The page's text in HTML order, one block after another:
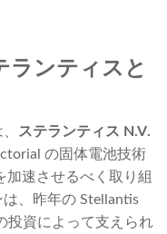
ランティスと
ステランティス N.V.
の固体電池技術
加速させるべく取り組
、昨年の Stellantis
投資によって支えられ